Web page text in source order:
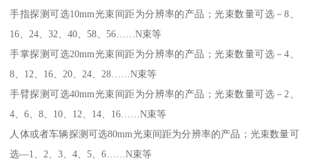
手指探测可选10mm光束间距为分辨率的产品；光束数量可选－8、
16、24、32、40、58、56……N束等
手掌探测可选20mm光束间距为分辨率的产品；光束数量可选－4、
8、12、16、20、24、28……N束等
手臂探测可选40mm光束间距为分辨率的产品；光束数量可选－2、
4、6、8、10、12、14、16……N束等
人体或者车辆探测可选80mm光束间距为分辨率的产品；光束数量可
选—1、2、3、4、5、6……N束等